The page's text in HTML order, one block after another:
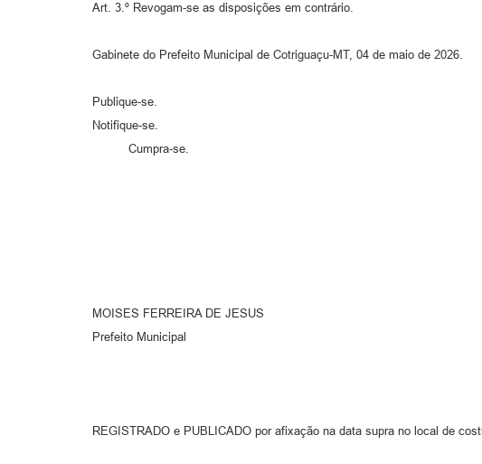
Art. 3.º Revogam-se as disposições em contrário.
Gabinete do Prefeito Municipal de Cotriguaçu-MT, 04 de maio de 2026.
Publique-se.
Notifique-se.
Cumpra-se.
MOISES FERREIRA DE JESUS
Prefeito Municipal
REGISTRADO e PUBLICADO por afixação na data supra no local de